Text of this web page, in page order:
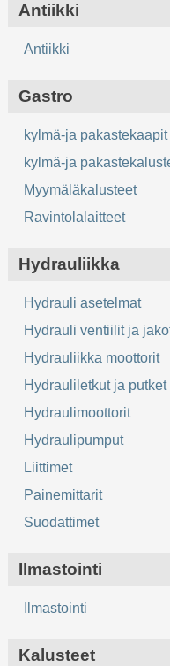
Antiikki
Antiikki
Gastro
kylmä-ja pakastekaapit
kylmä-ja
Myymäläkalusteet
Ravintolalaitteet
Hydrauliikka
Hydrauli asetelmat
Hydrauli ventiilit ja
Hydrauliikka moottorit
Hydrauliletkut ja putket
Hydraulimoottorit
Hydraulipumput
Liittimet
Painemittarit
Suodattimet
Ilmastointi
Ilmastointi
Kalusteet